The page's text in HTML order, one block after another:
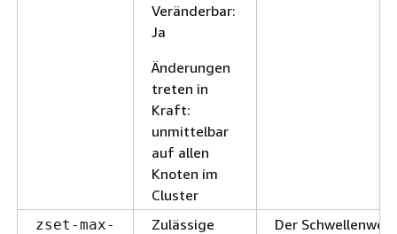
Veränderbar:
Ja
Änderungen
treten in
Kraft:
unmittelbar
auf allen
Knoten im
Cluster
zset-max-
Zulässige
Der Schwellenwert